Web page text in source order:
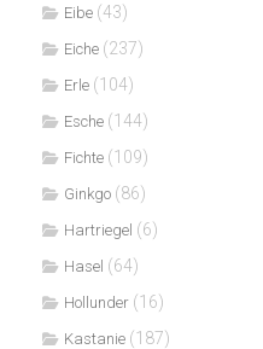
Eibe (43)
Eiche (237)
Erle (104)
Esche (144)
Fichte (109)
Ginkgo (86)
Hartriegel (6)
Hasel (64)
Hollunder (16)
Kastanie (187)